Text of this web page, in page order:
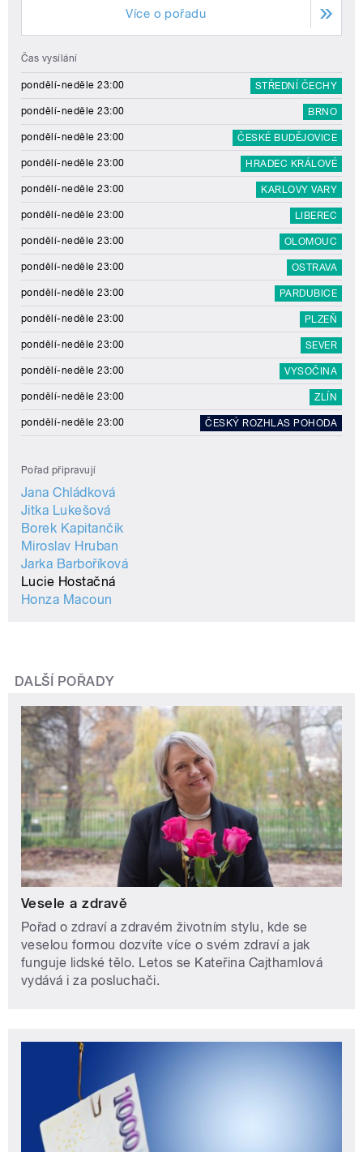
Více o pořadu
Čas vysílání
pondělí-neděle 23:00 STŘEDNÍ ČECHY
pondělí-neděle 23:00 BRNO
pondělí-neděle 23:00 ČESKÉ BUDĚJOVICE
pondělí-neděle 23:00 HRADEC KRÁLOVÉ
pondělí-neděle 23:00 KARLOVY VARY
pondělí-neděle 23:00 LIBEREC
pondělí-neděle 23:00 OLOMOUC
pondělí-neděle 23:00 OSTRAVA
pondělí-neděle 23:00 PARDUBICE
pondělí-neděle 23:00 PLZEŇ
pondělí-neděle 23:00 SEVER
pondělí-neděle 23:00 VYSOČINA
pondělí-neděle 23:00 ZLÍN
pondělí-neděle 23:00 ČESKÝ ROZHLAS POHODA
Pořad připravují
Jana Chládková
Jitka Lukešová
Borek Kapitančik
Miroslav Hruban
Jarka Barboříková
Lucie Hostačná
Honza Macoun
DALŠÍ POŘADY
Vesele a zdravě
Pořad o zdraví a zdravém životním stylu, kde se
veselou formou dozvíte více o svém zdraví a jak
funguje lidské tělo. Letos se Kateřina Cajthamlová
vydává i za posluchači.